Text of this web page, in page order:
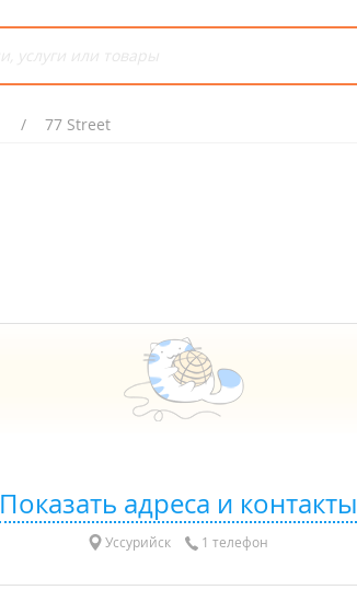
77 Street
Показать адреса и контакты
Уссурийск 1 телефон